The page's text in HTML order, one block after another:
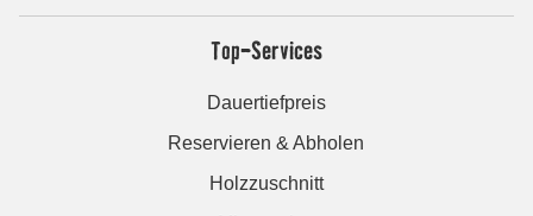
Top-Services
Dauertiefpreis
Reservieren & Abholen
Holzzuschnitt